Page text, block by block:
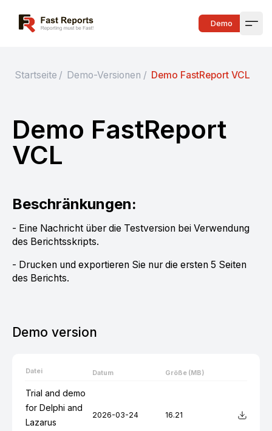
Fast Reports Demo
Startseite / Demo-Versionen / Demo FastReport VCL
Demo FastReport
VCL
Beschränkungen:
- Eine Nachricht über die Testversion bei Verwendung
des Berichtsskripts.
- Drucken und exportieren Sie nur die ersten 5 Seiten
des Berichts.
Demo version
Datei Datum Größe (MB)
Trial and demo
for Delphi and
Lazarus
2026-03-24 16.21